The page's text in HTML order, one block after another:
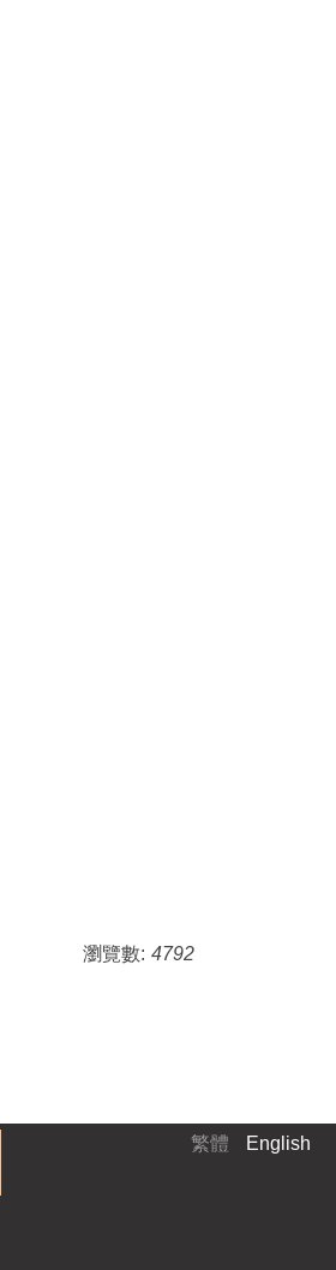
瀏覽數: 4792
繁體 English